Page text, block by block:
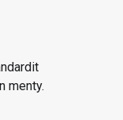
menty.